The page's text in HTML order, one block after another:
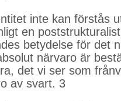
inte kan förstås
en
betydelse för det
närvaro är
det vi ser som
av svart. 3